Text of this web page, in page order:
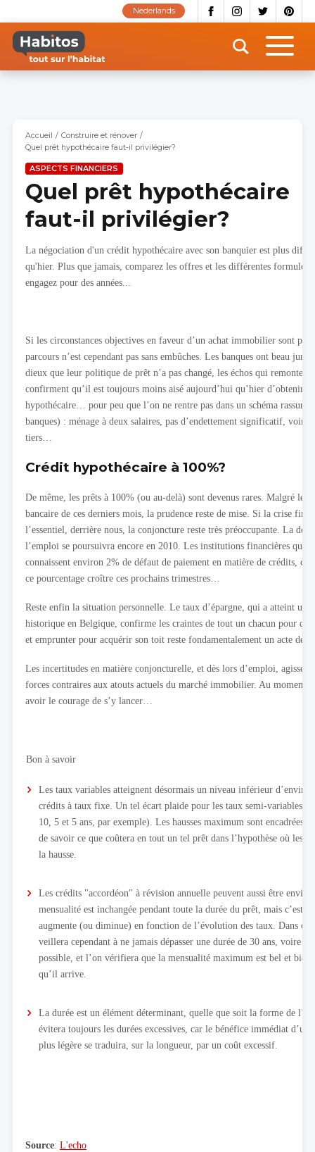
contenu
principal
Nederlands
Accueil
Construire et rénover
Quel prêt hypothécaire faut-il privilégier?
ASPECTS FINANCIERS
Quel prêt hypothécaire
faut-il privilégier?
La négociation d'un crédit hypothécaire avec son banquier est plus
qu'hier. Plus que jamais, comparez les offres et les différentes formules.
engagez pour des années...
Si les circonstances objectives en faveur d’un achat immobilier sont
parcours n’est cependant pas sans embûches. Les banques ont beau
dieux que leur politique de prêt n’a pas changé, les échos qui remontent
confirment qu’il est toujours moins aisé aujourd’hui qu’hier d’obtenir
hypothécaire… pour peu que l’on ne rentre pas dans un schéma
banques) : ménage à deux salaires, pas d’endettement significatif, voire
tiers…
Crédit hypothécaire à 100%?
De même, les prêts à 100% (ou au-delà) sont devenus rares. Malgré le
bancaire de ces derniers mois, la prudence reste de mise. Si la crise
l’essentiel, derrière nous, la conjoncture reste très préoccupante. La
l’emploi se poursuivra encore en 2010. Les institutions financières qui,
connaissent environ 2% de défaut de paiement en matière de crédits,
ce pourcentage croître ces prochains trimestres…
Reste enfin la situation personnelle. Le taux d’épargne, qui a atteint un
historique en Belgique, confirme les craintes de tout un chacun pour
et emprunter pour acquérir son toit reste fondamentalement un acte de
Les incertitudes en matière conjoncturelle, et dès lors d’emploi, agissent
forces contraires aux atouts actuels du marché immobilier. Au moment
avoir le courage de s’y lancer…
Bon à savoir
Les taux variables atteignent désormais un niveau inférieur
crédits à taux fixe. Un tel écart plaide pour les taux semi-variables
10, 5 et 5 ans, par exemple). Les hausses maximum sont encadrées
de savoir ce que coûtera en tout un tel prêt dans l’hypothèse où les
la hausse.
Les crédits "accordéon" à révision annuelle peuvent aussi être
mensualité est inchangée pendant toute la durée du prêt, mais c’est
augmente (ou diminue) en fonction de l’évolution des taux. Dans ce
veillera cependant à ne jamais dépasser une durée de 30 ans, voire
possible, et l’on vérifiera que la mensualité maximum est bel et bien
qu’il arrive.
La durée est un élément déterminant, quelle que soit la forme de
évitera toujours les durées excessives, car le bénéfice immédiat
plus légère se traduira, sur la longueur, par un coût excessif.
Source: L'echo